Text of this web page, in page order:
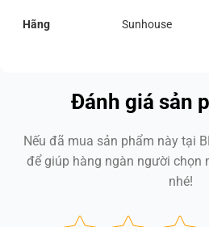
Hãng Sunhouse
Đánh giá sản
Nếu đã mua sản phẩm này tại
để giúp hàng ngàn người chọn
nhé!